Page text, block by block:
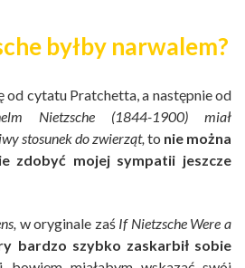
byłby narwalem?
od cytatu Pratchetta, a następnie od
Nietzsche (1844-1900) miał
stosunek do zwierząt, to nie można
zdobyć mojej sympatii jeszcze
w oryginale zaś If Nietzsche Were a
bardzo szybko zaskarbił sobie